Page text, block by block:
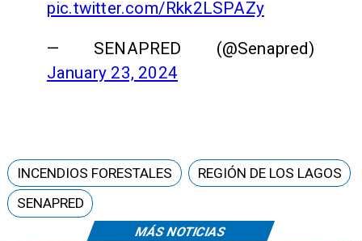
pic.twitter.com/Rkk2LSPAZy
— SENAPRED (@Senapred)
January 23, 2024
MÁS NOTICIAS
INCENDIOS FORESTALES
REGIÓN DE LOS LAGOS
SENAPRED